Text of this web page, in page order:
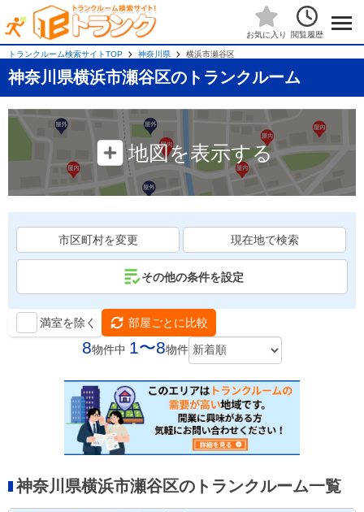
お気に入り 閲覧履歴
トランクルーム検索サイトTOP 神奈川県 横浜市瀬谷区
神奈川県横浜市瀬谷区のトランクルーム
地図を表示する
市区町村を変更 現在地で検索
その他の条件を設定
満室を除く 部屋ごとに比較
8物件中 1〜8物件
神奈川県横浜市瀬谷区のトランクルーム一覧